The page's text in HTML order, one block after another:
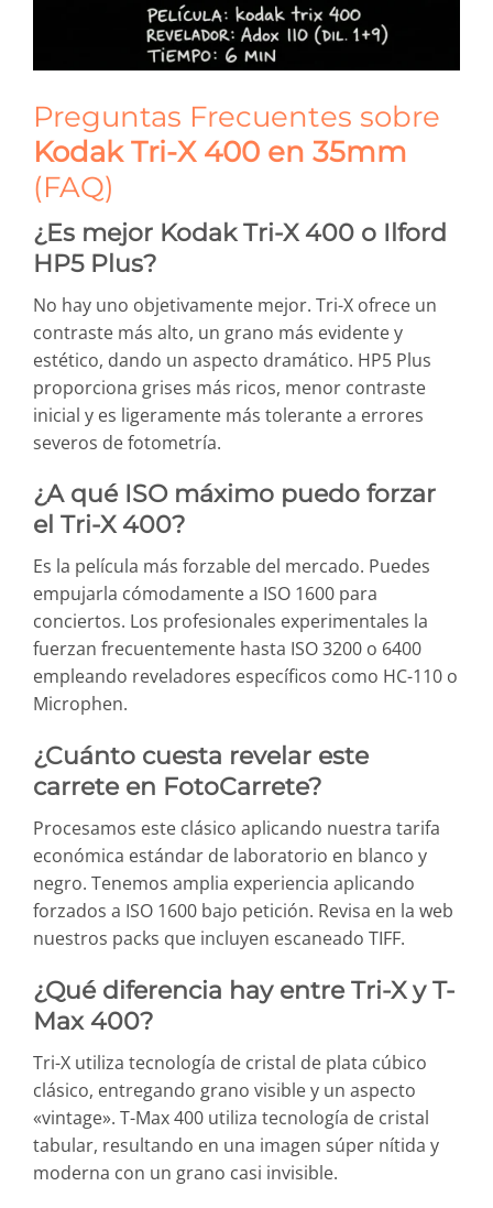
Preguntas Frecuentes sobre
Kodak Tri-X 400 en 35mm
(FAQ)
¿Es mejor Kodak Tri-X 400 o Ilford
HP5 Plus?
No hay uno objetivamente mejor. Tri-X ofrece un
contraste más alto, un grano más evidente y
estético, dando un aspecto dramático. HP5 Plus
proporciona grises más ricos, menor contraste
inicial y es ligeramente más tolerante a errores
severos de fotometría.
¿A qué ISO máximo puedo forzar
el Tri-X 400?
Es la película más forzable del mercado. Puedes
empujarla cómodamente a ISO 1600 para
conciertos. Los profesionales experimentales la
fuerzan frecuentemente hasta ISO 3200 o 6400
empleando reveladores específicos como HC-110 o
Microphen.
¿Cuánto cuesta revelar este
carrete en FotoCarrete?
Procesamos este clásico aplicando nuestra tarifa
económica estándar de laboratorio en blanco y
negro. Tenemos amplia experiencia aplicando
forzados a ISO 1600 bajo petición. Revisa en la web
nuestros packs que incluyen escaneado TIFF.
¿Qué diferencia hay entre Tri-X y T-
Max 400?
Tri-X utiliza tecnología de cristal de plata cúbico
clásico, entregando grano visible y un aspecto
«vintage». T-Max 400 utiliza tecnología de cristal
tabular, resultando en una imagen súper nítida y
moderna con un grano casi invisible.